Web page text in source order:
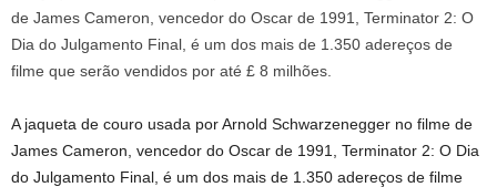
A jaqueta de couro usada por Arnold Schwarzenegger no filme de
James Cameron, vencedor do Oscar de 1991, Terminator 2: O Dia
do Julgamento Final, é um dos mais de 1.350 adereços de filme